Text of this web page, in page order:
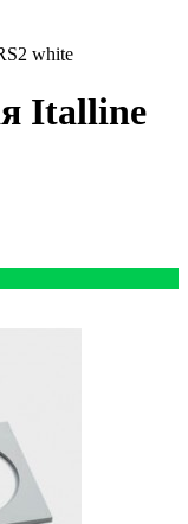
white
Italline